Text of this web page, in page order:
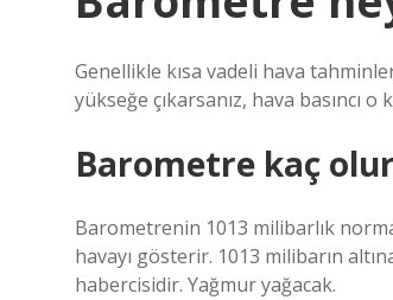
Genellikle kısa vadeli hava
yükseğe çıkarsanız, hava basıncı
Barometre kaç
Barometrenin 1013 milibarlık
havayı gösterir. 1013 milibarın
habercisidir. Yağmur yağacak.